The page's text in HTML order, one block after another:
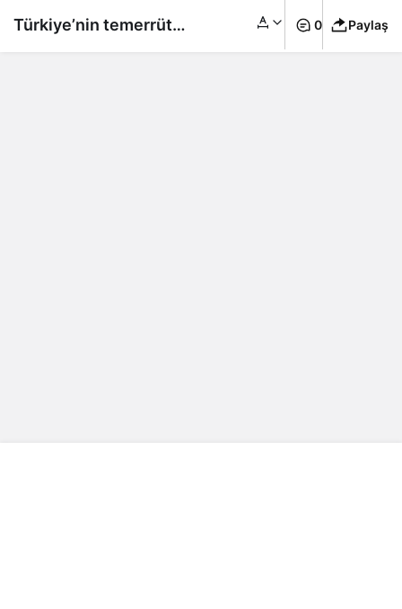
Türkiye’nin temerrüt 0 Paylaş